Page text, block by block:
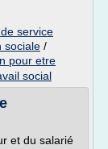
service
sociale /
pour etre
social
et du salarié